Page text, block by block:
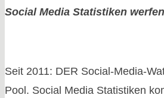
Social Media Statistiken
Seit 2011: DER Social-Media-
Pool. Social Media Statistiken